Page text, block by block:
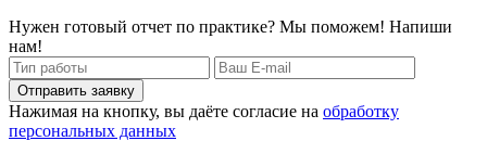
Нужен готовый отчет по практике? Мы поможем! Напиши
нам!
Отправить заявку
Нажимая на кнопку, вы даёте согласие на обработку
персональных данных